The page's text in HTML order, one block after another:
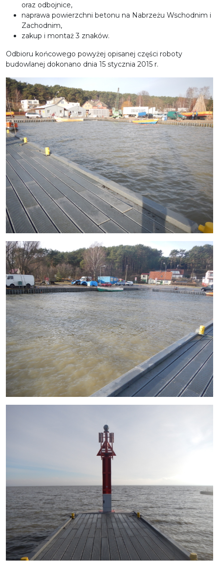
oraz odbojnice,
naprawa powierzchni betonu na Nabrzeżu Wschodnim i
Zachodnim,
zakup i montaż 3 znaków.
Odbioru końcowego powyżej opisanej części roboty
budowlanej dokonano dnia 15 stycznia 2015 r.